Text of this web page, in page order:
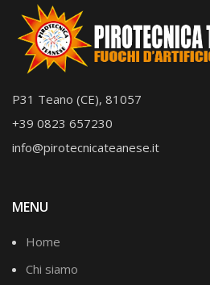
P31 Teano (CE), 81057
+39 0823 657230
info@pirotecnicateanese.it
MENU
Home
Chi siamo